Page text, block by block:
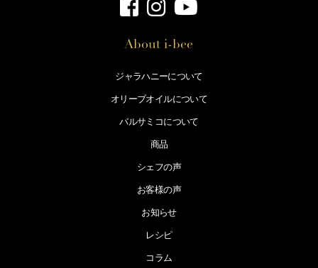
About i-bee
ジャラハニーについて
オリーブオイルについて
バルサミコについて
商品
シェフの声
お客様の声
お知らせ
レシピ
コラム